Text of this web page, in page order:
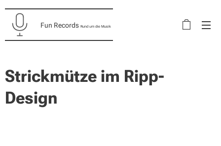
Fun Records Rund um die Musik
Strickmütze im Ripp-
Design